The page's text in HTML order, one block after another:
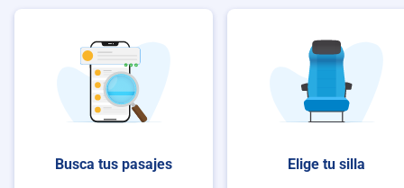
Busca tus pasajes Elige tu silla